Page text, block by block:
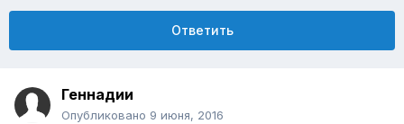
Ответить
Геннадии
Опубликовано 9 июня, 2016